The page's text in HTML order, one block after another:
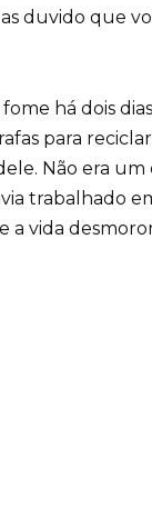
duvido que
há dois
para
Não era
trabalhado
a vida